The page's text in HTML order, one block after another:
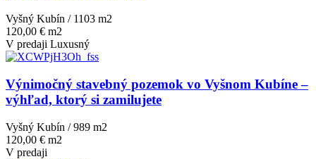
Vyšný Kubín / 1103 m2
120,00 € m2
V predaji Luxusný
Výnimočný stavebný pozemok vo Vyšnom Kubíne –
výhľad, ktorý si zamilujete
Vyšný Kubín / 989 m2
120,00 € m2
V predaji